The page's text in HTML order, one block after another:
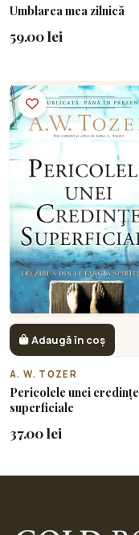
Umblarea mea zilnică
59.00 lei
Adaugă în coș
A. W. TOZER
Pericolele unei credințe
superficiale
37.00 lei